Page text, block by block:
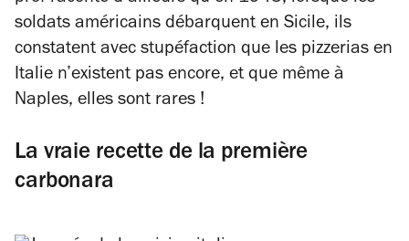
soldats américains débarquent en Sicile, ils
constatent avec stupéfaction que les pizzerias en
Italie n’existent pas encore, et que même à
Naples, elles sont rares !
La vraie recette de la première
carbonara